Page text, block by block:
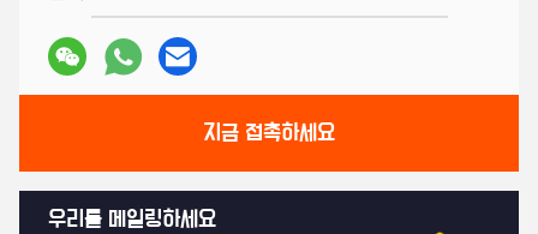
지금 접촉하세요
우리를 메일링하세요